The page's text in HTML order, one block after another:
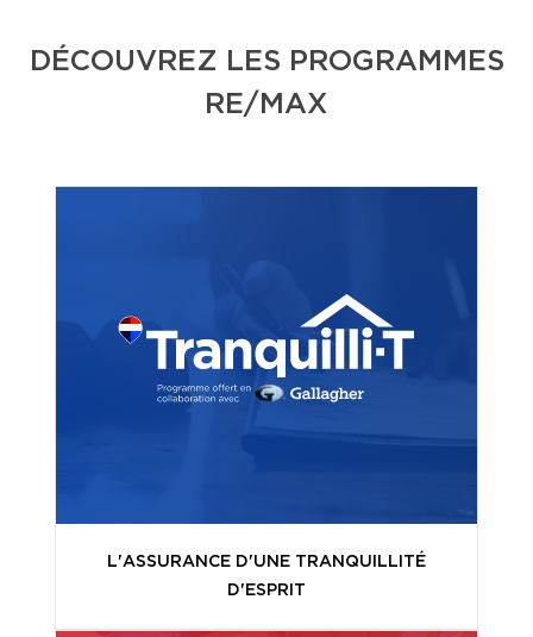
DÉCOUVREZ LES PROGRAMMES
RE/MAX
L'ASSURANCE D'UNE TRANQUILLITÉ
D'ESPRIT